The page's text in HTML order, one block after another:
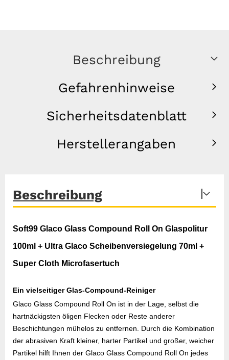
Beschreibung
Gefahrenhinweise
Sicherheitsdatenblatt
Herstellerangaben
Beschreibung
Soft99 Glaco Glass Compound Roll On Glaspolitur
100ml + Ultra Glaco Scheibenversiegelung 70ml +
Super Cloth Microfasertuch
Ein vielseitiger Glas-Compound-Reiniger
Glaco Glass Compound Roll On ist in der Lage, selbst die
hartnäckigsten öligen Flecken oder Reste anderer
Beschichtungen mühelos zu entfernen. Durch die Kombination
der abrasiven Kraft kleiner, harter Partikel und großer, weicher
Partikel hilft Ihnen der Glaco Glass Compound Roll On jedes